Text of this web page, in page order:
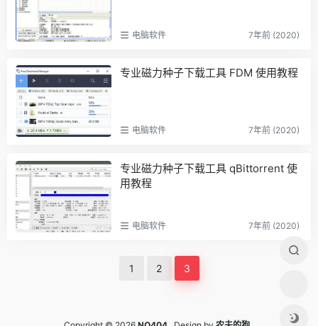
电脑软件 7年前 (2020)
专业磁力种子下载工具 FDM 使用教程
电脑软件 7年前 (2020)
专业磁力种子下载工具 qBittorrent 使
用教程
电脑软件 7年前 (2020)
1 2 3